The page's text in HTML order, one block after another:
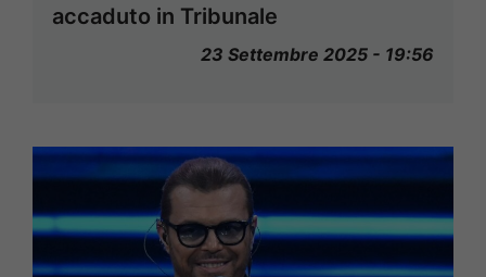
accaduto in Tribunale
23 Settembre 2025 - 19:56